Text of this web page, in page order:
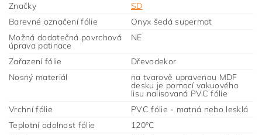
Značky
SD
Barevné označení fólie
Onyx šedá supermat
Možná dodatečná povrchová
úprava patinace
NE
Zařazení fólie
Dřevodekor
Nosný materiál
na tvarově upravenou MDF
desku je pomocí vakuového
lisu nalisovaná PVC fólie
Vrchní fólie
PVC fólie - matná nebo lesklá
Teplotní odolnost fólie
120°C